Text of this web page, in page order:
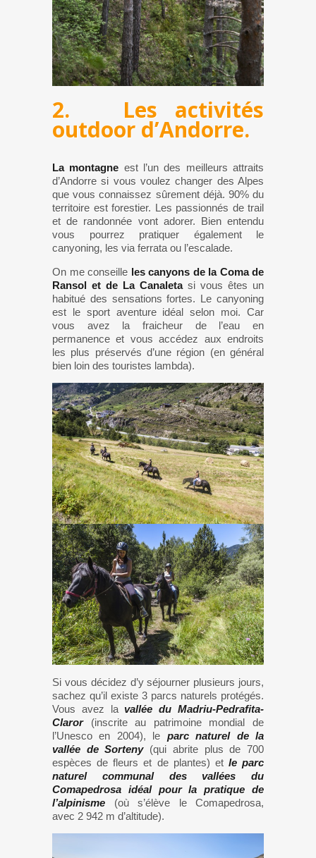
2. Les activités
outdoor d’Andorre.
La montagne est l’un des meilleurs attraits
d’Andorre si vous voulez changer des Alpes
que vous connaissez sûrement déjà. 90% du
territoire est forestier. Les passionnés de trail
et de randonnée vont adorer. Bien entendu
vous pourrez pratiquer également le
canyoning, les via ferrata ou l’escalade.
On me conseille les canyons de la Coma de
Ransol et de La Canaletasi vous êtes un
habitué des sensations fortes. Le canyoning
est le sport aventure idéal selon moi. Car
vous avez la fraicheur de l’eau en
permanence et vous accédez aux endroits
les plus préservés d’une région (en général
bien loin des touristes lambda).
Si vous décidez d’y séjourner plusieurs jours,
sachez qu’il existe 3 parcs naturels protégés.
Vous avez lavallée du Madriu-Pedrafita-
Claror(inscrite au patrimoine mondial de
l’Unesco en 2004), le parc naturel de la
vallée de Sorteny(qui abrite plus de 700
espèces de fleurs et de plantes) et le parc
naturel communal des vallées du
Comapedrosa idéal pour la pratique de
l’alpinisme (où s’élève le Comapedrosa,
avec 2 942 m d’altitude).